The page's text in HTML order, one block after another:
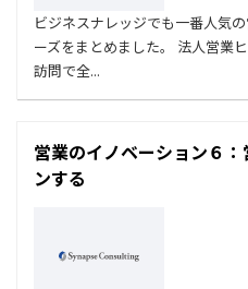
ビジネスナレッジでも一番人気
ーズをまとめました。 法人営業
訪問で全...
営業のイノベーション６
ンする